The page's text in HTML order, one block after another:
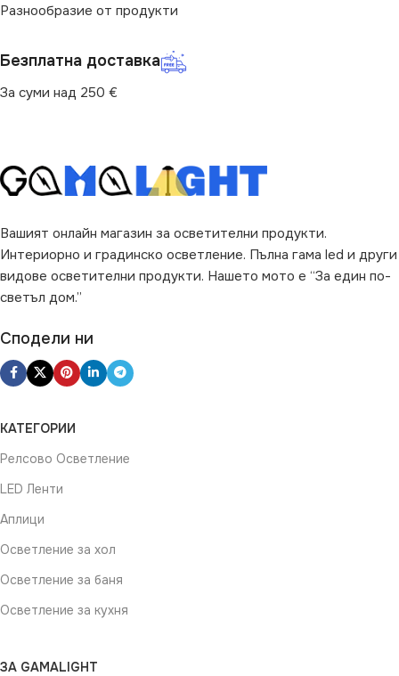
Разнообразие от продукти
Безплатна доставка
За суми над 250 €
Вашият онлайн магазин за осветителни продукти.
Интериорно и градинско осветление. Пълна гама led и други
видове осветителни продукти. Нашето мото е “За един по-
светъл дом.”
Сподели ни
КАТЕГОРИИ
Релсово Осветление
LED Ленти
Аплици
Осветление за хол
Осветление за баня
Осветление за кухня
ЗА GAMALIGHT